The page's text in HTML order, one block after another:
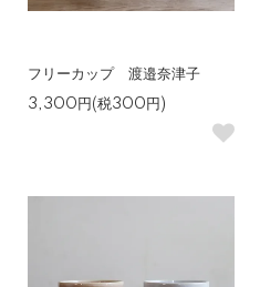
フリーカップ 渡邉奈津子
3,300円(税300円)